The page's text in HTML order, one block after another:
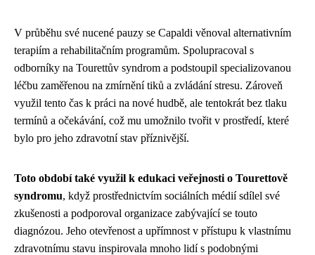
V průběhu své nucené pauzy se Capaldi věnoval alternativním
terapiím a rehabilitačním programům. Spolupracoval s
odborníky na Tourettův syndrom a podstoupil specializovanou
léčbu zaměřenou na zmírnění tiků a zvládání stresu. Zároveň
využil tento čas k práci na nové hudbě, ale tentokrát bez tlaku
termínů a očekávání, což mu umožnilo tvořit v prostředí, které
bylo pro jeho zdravotní stav příznivější.
Toto období také využil k edukaci veřejnosti o Tourettově
syndromu, když prostřednictvím sociálních médií sdílel své
zkušenosti a podporoval organizace zabývající se touto
diagnózou. Jeho otevřenost a upřímnost v přístupu k vlastnímu
zdravotnímu stavu inspirovala mnoho lidí s podobnými